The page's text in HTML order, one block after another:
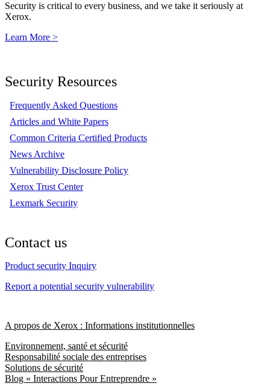
Security is critical to every business, and we take it seriously at
Xerox.
Learn More >
Security Resources
Frequently Asked Questions
Articles and White Papers
Common Criteria Certified Products
News Archive
Vulnerability Disclosure Policy
Xerox Trust Center
Lexmark Security
Contact us
Product security Inquiry
Report a potential security vulnerability
A propos de Xerox : Informations institutionnelles
Environnement, santé et sécurité
Responsabilité sociale des entreprises
Solutions de sécurité
Blog « Interactions Pour Entreprendre »